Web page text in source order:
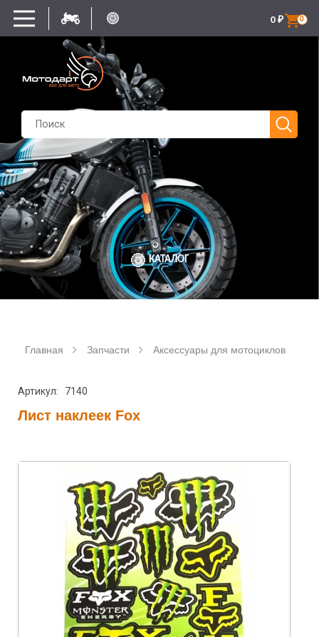
0
0 ₽
КАТАЛОГ
Главная Запчасти Аксессуары для мотоциклов
Артикул: 7140
Лист наклеек Fox